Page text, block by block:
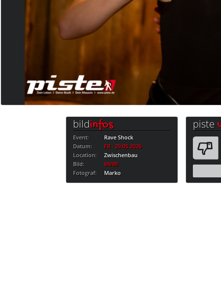
bildinfos
Event:
Rave Shock
Datum:
FR · 29.05.2026
Location:
Zwischenbau
Bild:
84/89
Fotograf:
Marko
piste